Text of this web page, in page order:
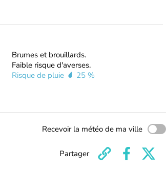
Brumes et brouillards.
Faible risque d'averses.
Risque de pluie
25 %
Recevoir la météo de ma ville
Partager